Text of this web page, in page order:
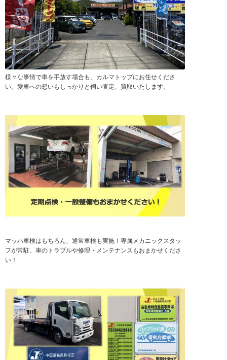
様々な事情で車を手放す場合も、カルマトップにお任せくださ
い。愛車への想いもしっかりと伺い査定、買取いたします。
マッハ車検はもちろん、通常車検も実施！専属メカニックスタッ
フが常駐。車のトラブルや修理・メンテナンスもおまかせくださ
い！